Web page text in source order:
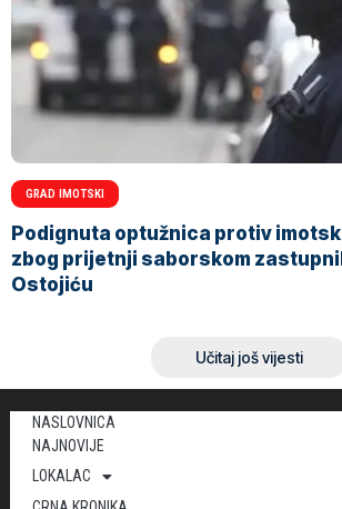
GRAD IMOTSKI
Podignuta optužnica protiv
zbog prijetnji saborskom
Ostojiću
Učitaj još vijesti
NASLOVNICA
NAJNOVIJE
LOKALAC